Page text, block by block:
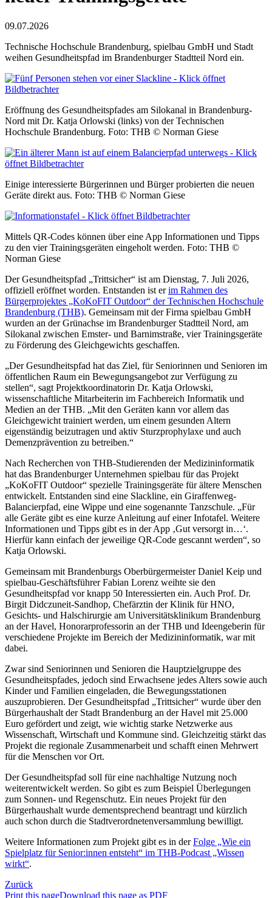
09.07.2026
Technische Hochschule Brandenburg, spielbau GmbH und Stadt
weihen Gesundheitspfad im Brandenburger Stadtteil Nord ein.
Eröffnung des Gesundheitspfades am Silokanal in Brandenburg-
Nord mit Dr. Katja Orlowski (links) von der Technischen
Hochschule Brandenburg. Foto: THB © Norman Giese
Einige interessierte Bürgerinnen und Bürger probierten die neuen
Geräte direkt aus. Foto: THB © Norman Giese
Mittels QR-Codes können über eine App Informationen und Tipps
zu den vier Trainingsgeräten eingeholt werden. Foto: THB ©
Norman Giese
Der Gesundheitspfad „Trittsicher“ ist am Dienstag, 7. Juli 2026,
offiziell eröffnet worden. Entstanden ist erim Rahmen des
Bürgerprojektes „KoKoFIT Outdoor“ der Technischen Hochschule
Brandenburg (THB). Gemeinsam mit der Firma spielbau GmbH
wurden an der Grünachse im Brandenburger Stadtteil Nord, am
Silokanal zwischen Emster- und Barnimstraße, vier Trainingsgeräte
zu Förderung des Gleichgewichts geschaffen.
„Der Gesundheitspfad hat das Ziel, für Seniorinnen und Senioren im
öffentlichen Raum ein Bewegungsangebot zur Verfügung zu
stellen“, sagt Projektkoordinatorin Dr. Katja Orlowski,
wissenschaftliche Mitarbeiterin im Fachbereich Informatik und
Medien an der THB. „Mit den Geräten kann vor allem das
Gleichgewicht trainiert werden, um einem gesunden Altern
eigenständig beizutragen und aktiv Sturzprophylaxe und auch
Demenzprävention zu betreiben.“
Nach Recherchen von THB-Studierenden der Medizininformatik
hat das Brandenburger Unternehmen spielbau für das Projekt
„KoKoFIT Outdoor“ spezielle Trainingsgeräte für ältere Menschen
entwickelt. Entstanden sind eine Slackline, ein Giraffenweg-
Balancierpfad, eine Wippe und eine sogenannte Tanzschule. „Für
alle Geräte gibt es eine kurze Anleitung auf einer Infotafel. Weitere
Informationen und Tipps gibt es in der App ‚Gut versorgt in…‘.
Hierfür kann einfach der jeweilige QR-Code gescannt werden“, so
Katja Orlowski.
Gemeinsam mit Brandenburgs Oberbürgermeister Daniel Keip und
spielbau-Geschäftsführer Fabian Lorenz weihte sie den
Gesundheitspfad vor knapp 50 Interessierten ein. Auch Prof. Dr.
Birgit Didczuneit-Sandhop, Chefärztin der Klinik für HNO,
Gesichts- und Halschirurgie am Universitätsklinikum Brandenburg
an der Havel, Honorarprofessorin an der THB und Ideengeberin für
verschiedene Projekte im Bereich der Medizininformatik, war mit
dabei.
Zwar sind Seniorinnen und Senioren die Hauptzielgruppe des
Gesundheitspfades, jedoch sind Erwachsene jedes Alters sowie auch
Kinder und Familien eingeladen, die Bewegungsstationen
auszuprobieren. Der Gesundheitspfad „Trittsicher“ wurde über den
Bürgerhaushalt der Stadt Brandenburg an der Havel mit 25.000
Euro gefördert und zeigt, wie wichtig starke Netzwerke aus
Wissenschaft, Wirtschaft und Kommune sind. Gleichzeitig stärkt das
Projekt die regionale Zusammenarbeit und schafft einen Mehrwert
für die Menschen vor Ort.
Der Gesundheitspfad soll für eine nachhaltige Nutzung noch
weiterentwickelt werden. So gibt es zum Beispiel Überlegungen
zum Sonnen- und Regenschutz. Ein neues Projekt für den
Bürgerhaushalt wurde dementsprechend beantragt und kürzlich
auch schon durch die Stadtverordnetenversammlung bewilligt.
Weitere Informationen zum Projekt gibt es in derFolge „Wie ein
Spielplatz für Senior:innen entsteht“ im THB-Podcast „Wissen
wirkt“.
Zurück
Print this pageDownload this page as PDF